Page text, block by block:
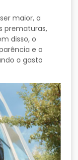
maior, a
prematuras,
disso, o
e o
o gasto